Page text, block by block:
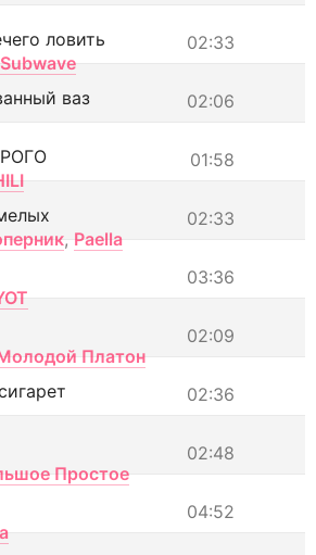
02:33
ловить
Subwave
02:06
ваз
01:58
02:33
, Paella
03:36
02:09
Платон
02:36
02:48
Простое
04:52